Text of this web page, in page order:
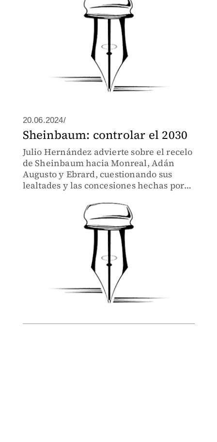
20.06.2024/
Sheinbaum: controlar el 2030
Julio Hernández advierte sobre el recelo
de Sheinbaum hacia Monreal, Adán
Augusto y Ebrard, cuestionando sus
lealtades y las concesiones hechas por